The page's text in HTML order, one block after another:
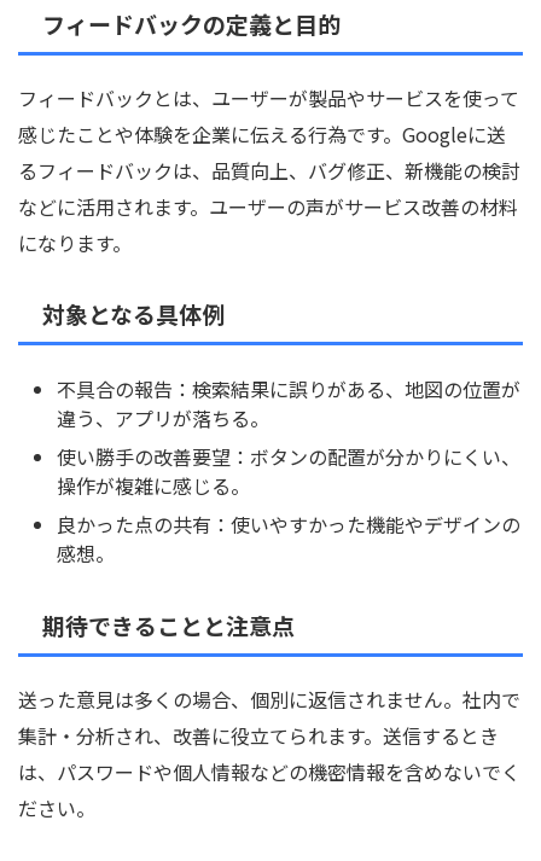
フィードバックの定義と目的
フィードバックとは、ユーザーが製品やサービスを使って
感じたことや体験を企業に伝える行為です。Googleに送
るフィードバックは、品質向上、バグ修正、新機能の検討
などに活用されます。ユーザーの声がサービス改善の材料
になります。
対象となる具体例
不具合の報告：検索結果に誤りがある、地図の位置が
違う、アプリが落ちる。
使い勝手の改善要望：ボタンの配置が分かりにくい、
操作が複雑に感じる。
良かった点の共有：使いやすかった機能やデザインの
感想。
期待できることと注意点
送った意見は多くの場合、個別に返信されません。社内で
集計・分析され、改善に役立てられます。送信するとき
は、パスワードや個人情報などの機密情報を含めないでく
ださい。